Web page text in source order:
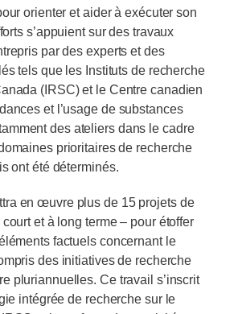
orienter et aider à exécuter son
s’appuient sur des travaux
par des experts et des
tels que les Instituts de recherche
(IRSC) et le Centre canadien
et l’usage de substances
des ateliers dans le cadre
prioritaires de recherche
ont été déterminés.
en œuvre plus de 15 projets de
et à long terme – pour étoffer
factuels concernant le
des initiatives de recherche
pluriannuelles. Ce travail s’inscrit
intégrée de recherche sur le